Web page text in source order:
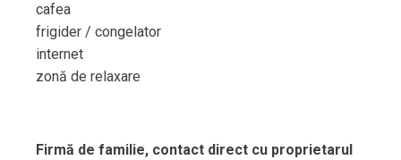
cafea
frigider / congelator
internet
zonă de relaxare
Firmă de familie, contact direct cu proprietarul